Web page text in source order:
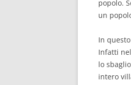
popolo.
un
In
Infatti
lo
intero